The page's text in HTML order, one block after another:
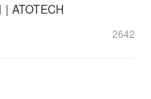
ATOTECH
2642